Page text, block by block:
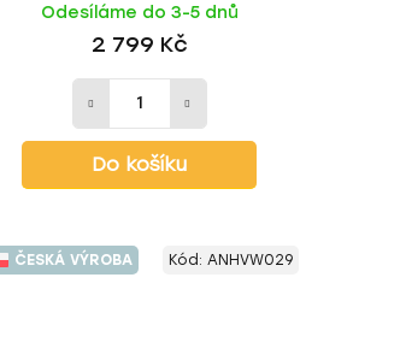
HAKR
Odesíláme do 3-5 dnů
2 799 Kč
Do košíku
ČESKÁ VÝROBA Kód: ANHVW029